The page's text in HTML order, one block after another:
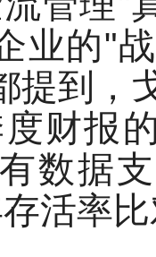
业的"
提到，
财报
数据
活率